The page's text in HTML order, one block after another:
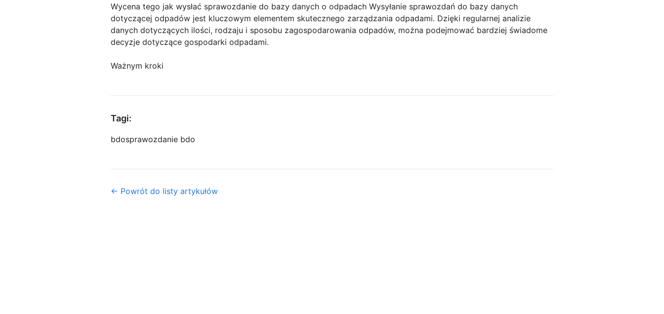
Wycena tego jak wysłać sprawozdanie do bazy danych o odpadach Wysyłanie sprawozdań do bazy danych
dotyczącej odpadów jest kluczowym elementem skutecznego zarządzania odpadami. Dzięki regularnej analizie
danych dotyczących ilości, rodzaju i sposobu zagospodarowania odpadów, można podejmować bardziej świadome
decyzje dotyczące gospodarki odpadami.
Ważnym kroki
Tagi:
bdosprawozdanie bdo
← Powrót do listy artykułów